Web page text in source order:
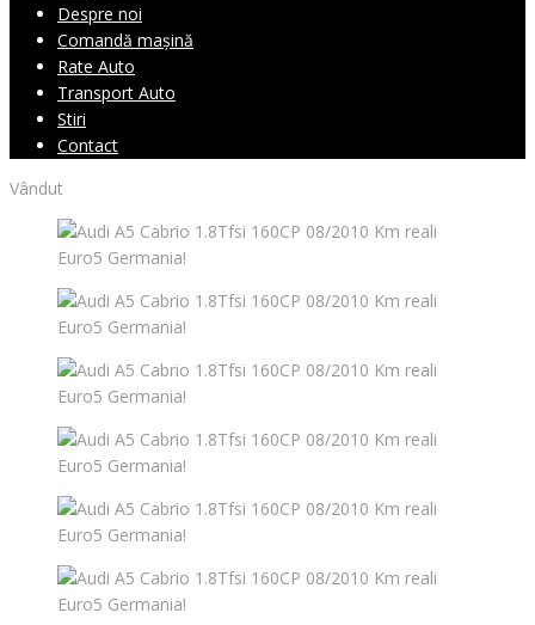
Despre noi
Comandă mașină
Rate Auto
Transport Auto
Stiri
Contact
Vândut